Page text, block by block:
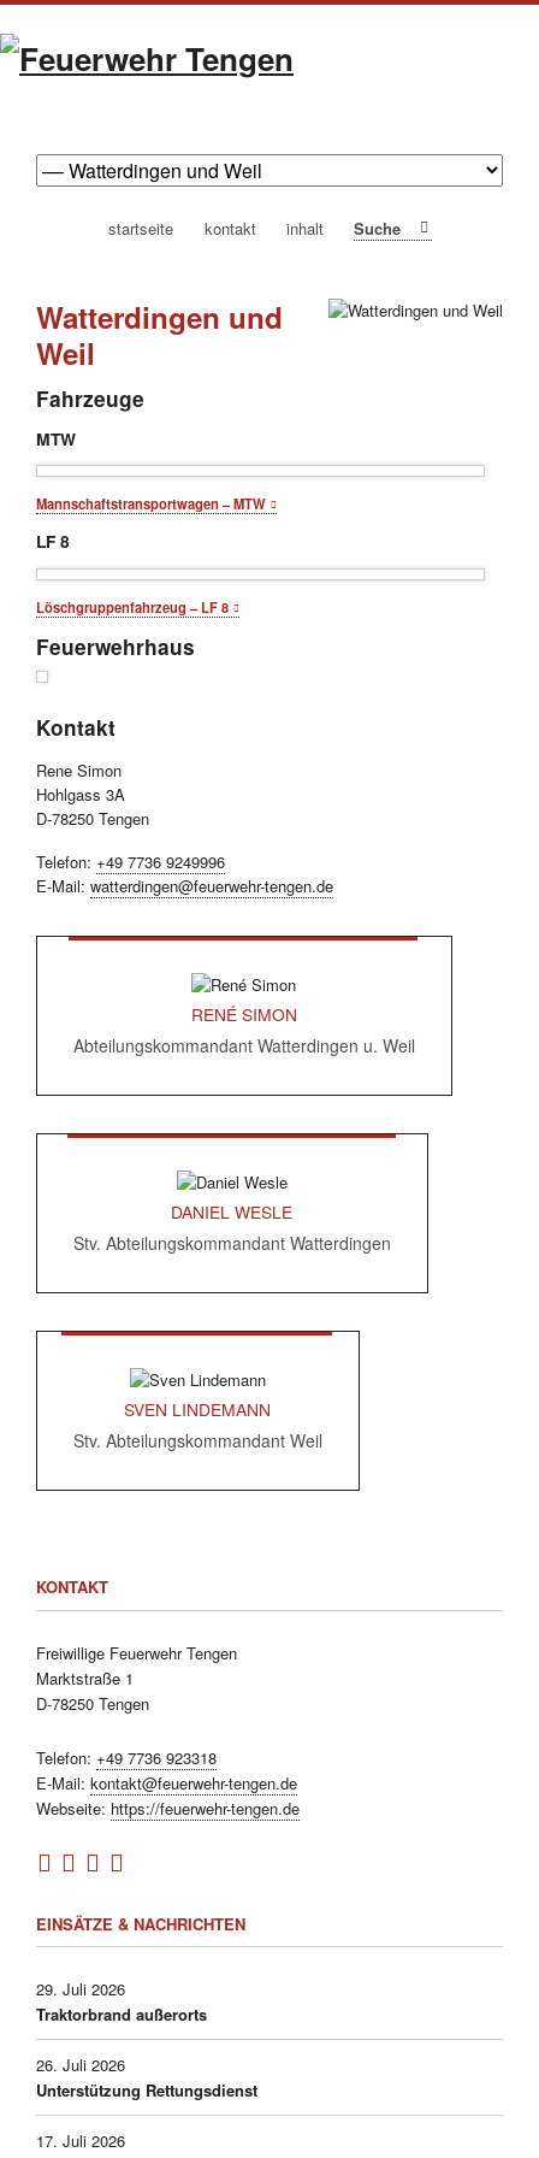
navigation
startseite kontakt inhalt
Watterdingen und
Weil
Fahrzeuge
MTW
Mannschaftstransportwagen – MTW
LF 8
Löschgruppenfahrzeug – LF 8
Feuerwehrhaus
Kontakt
Rene Simon
Hohlgass 3A
D-78250 Tengen
Telefon: +49 7736 9249996
E-Mail: watterdingen@feuerwehr-tengen.de
RENÉ SIMON
Abteilungskommandant Watterdingen u. Weil
DANIEL WESLE
Stv. Abteilungskommandant Watterdingen
SVEN LINDEMANN
Stv. Abteilungskommandant Weil
KONTAKT
Freiwillige Feuerwehr Tengen
Marktstraße 1
D-78250 Tengen
Telefon: +49 7736 923318
E-Mail: kontakt@feuerwehr-tengen.de
Webseite: https://feuerwehr-tengen.de
EINSÄTZE & NACHRICHTEN
29. Juli 2026
Traktorbrand außerorts
26. Juli 2026
Unterstützung Rettungsdienst
17. Juli 2026